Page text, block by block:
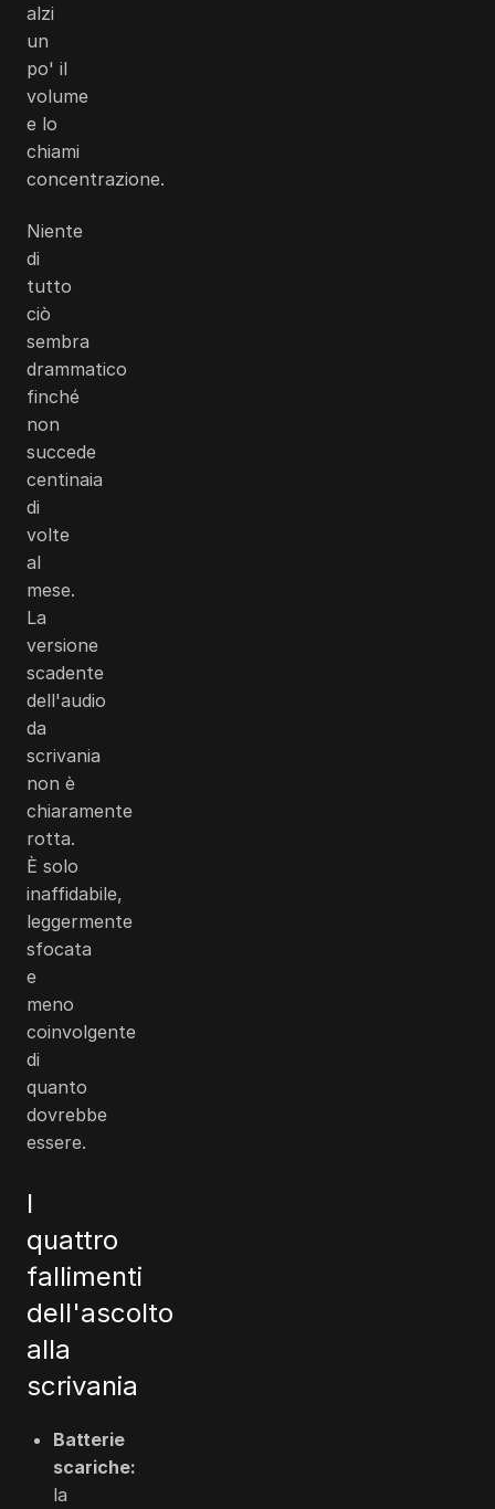
alzi
un
po' il
volume
e lo
chiami
concentrazione.
Niente
di
tutto
ciò
sembra
drammatico
finché
non
succede
centinaia
di
volte
al
mese.
La
versione
scadente
dell'audio
da
scrivania
non è
chiaramente
rotta.
È solo
inaffidabile,
leggermente
sfocata
e
meno
coinvolgente
di
quanto
dovrebbe
essere.
I
quattro
fallimenti
dell'ascolto
alla
scrivania
Batterie
scariche:
la